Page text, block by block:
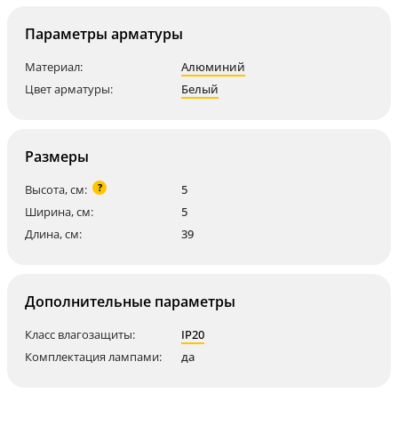
Параметры арматуры
Материал:
Алюминий
Цвет арматуры:
Белый
Размеры
Высота, см: ?
5
Ширина, см:
5
Длина, см:
39
Дополнительные параметры
Класс влагозащиты:
IP20
Комплектация лампами:
да